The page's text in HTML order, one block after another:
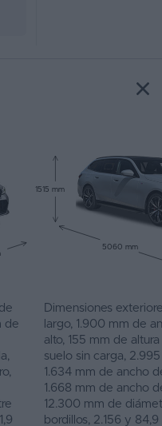
1515 mm
5060 mm
de
Dimensiones
largo, 1.900 mm de
alto, 155 mm de
suelo sin carga,
1.634 mm de ancho
1.668 mm de ancho
12.300 mm de
bordillos, 2.156 y 84,9